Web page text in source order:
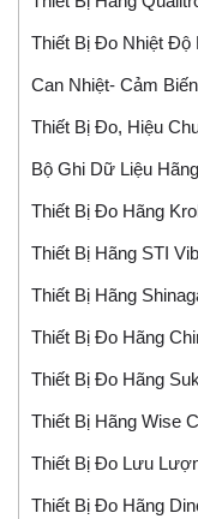
Thiết Bị Đo Nhiệt Độ
Can Nhiệt- Cảm
Thiết Bị Đo, Hiệu
Bộ Ghi Dữ Liệu
Thiết Bị Đo Hãng
Thiết Bị Hãng STI
Thiết Bị Hãng
Thiết Bị Đo Hãng
Thiết Bị Đo Hãng
Thiết Bị Hãng Wise
Thiết Bị Đo Lưu
Thiết Bị Đo Hãng